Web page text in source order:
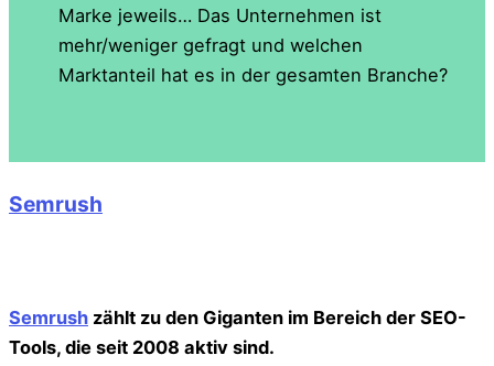
Marke jeweils… Das Unternehmen ist
mehr/weniger gefragt und welchen
Marktanteil hat es in der gesamten Branche?
Semrush
Semrush zählt zu den Giganten im Bereich der SEO-
Tools, die seit 2008 aktiv sind.